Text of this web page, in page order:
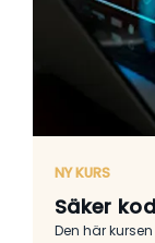
NY KURS
Säker
Den här